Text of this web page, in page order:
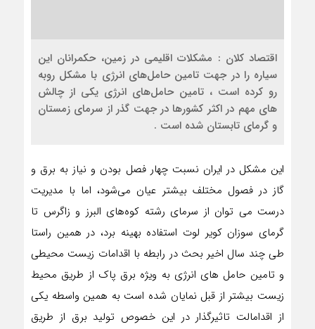
اقتصاد کلان : مشکلات اقلیمی در زمین، حکمرانان این
سیاره را در جهت تامین حامل‌های انرژی با مشکل روبه
رو کرده است ، تامین حامل‌های انرژی یکی از چالش
های مهم در اکثر کشورها در جهت گذر از سرمای زمستان
و گرمای تابستان شده است .
این مشکل در ایران نسبت چهار فصل بودن و نیاز به برق و
گاز در فصول مختلف بیشتر عیان می‌شود، اما با مدیریت
درست می توان از سرمای رشته کوه‌های البرز و زاگرس تا
گرمای سوزان کویر لوت استفاده بهینه برد، در همین راستا
طی چند سال اخیر بحث در رابطه با اقدامات زیست محیطی
و تامین حامل های انرژی به ویژه برق پاک از طریق محیط
زیست بیشتر از قبل نمایان شده است به همین واسطه یکی
از اقدامالت تاثیرگذار در این خصوص تولید برق از طریق